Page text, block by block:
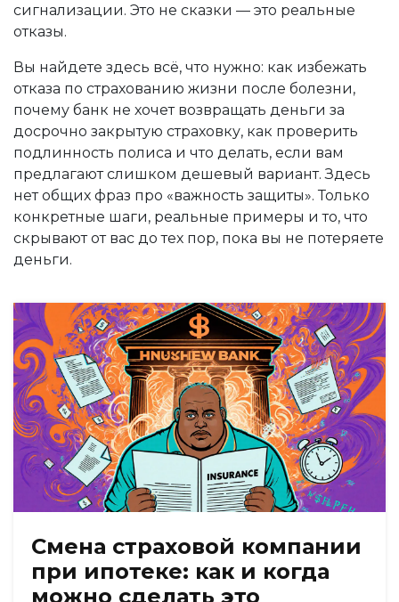
сигнализации. Это не сказки — это реальные
отказы.
Вы найдете здесь всё, что нужно: как избежать
отказа по страхованию жизни после болезни,
почему банк не хочет возвращать деньги за
досрочно закрытую страховку, как проверить
подлинность полиса и что делать, если вам
предлагают слишком дешевый вариант. Здесь
нет общих фраз про «важность защиты». Только
конкретные шаги, реальные примеры и то, что
скрывают от вас до тех пор, пока вы не потеряете
деньги.
Смена страховой компании
при ипотеке: как и когда
можно сделать это